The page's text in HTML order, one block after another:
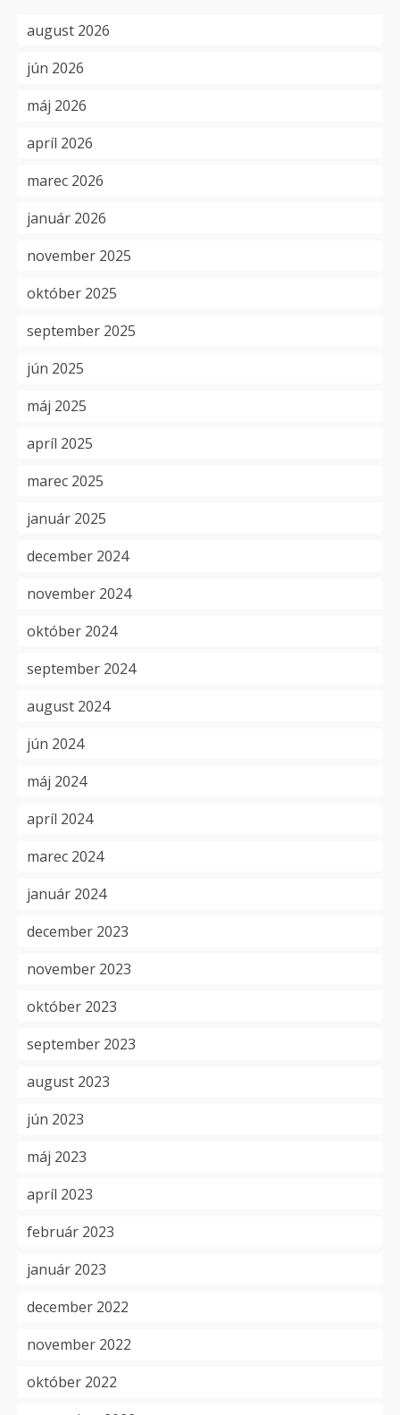
august 2026
jún 2026
máj 2026
apríl 2026
marec 2026
január 2026
november 2025
október 2025
september 2025
jún 2025
máj 2025
apríl 2025
marec 2025
január 2025
december 2024
november 2024
október 2024
september 2024
august 2024
jún 2024
máj 2024
apríl 2024
marec 2024
január 2024
december 2023
november 2023
október 2023
september 2023
august 2023
jún 2023
máj 2023
apríl 2023
február 2023
január 2023
december 2022
november 2022
október 2022